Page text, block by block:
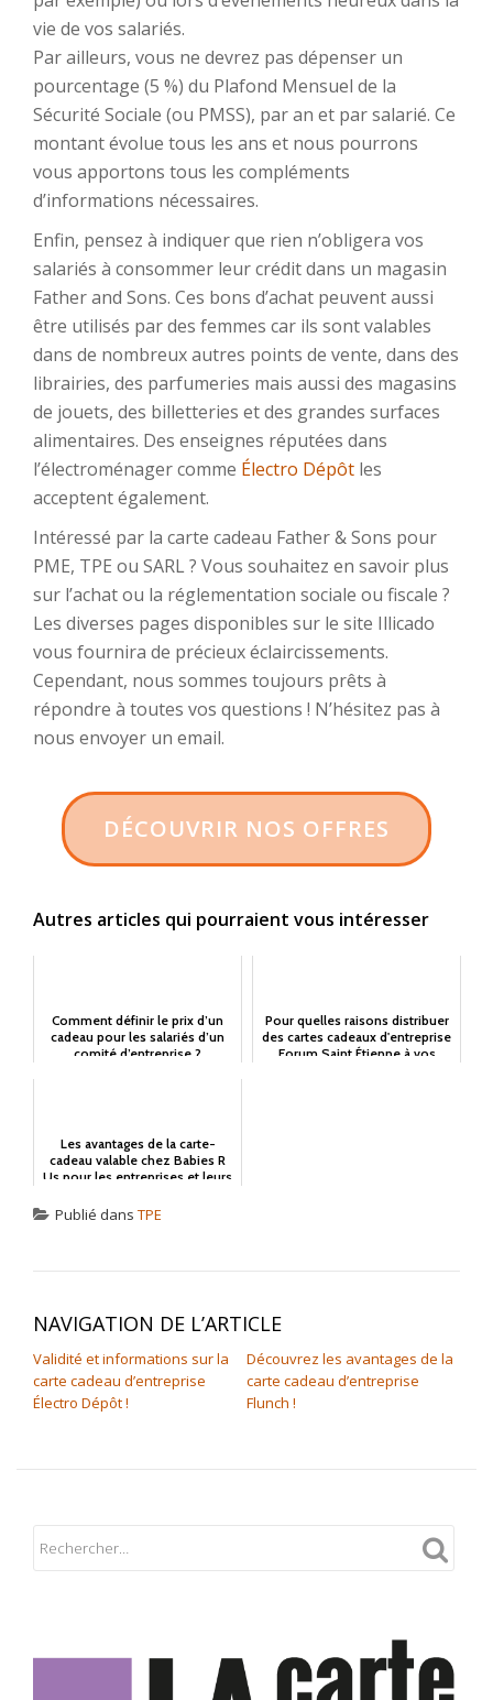
vie de vos salariés.
Par ailleurs, vous ne devrez pas dépenser un
pourcentage (5 %) du Plafond Mensuel de la
Sécurité Sociale (ou PMSS), par an et par salarié. Ce
montant évolue tous les ans et nous pourrons
vous apportons tous les compléments
d’informations nécessaires.
Enfin, pensez à indiquer que rien n’obligera vos
salariés à consommer leur crédit dans un magasin
Father and Sons. Ces bons d’achat peuvent aussi
être utilisés par des femmes car ils sont valables
dans de nombreux autres points de vente, dans des
librairies, des parfumeries mais aussi des magasins
de jouets, des billetteries et des grandes surfaces
alimentaires. Des enseignes réputées dans
l’électroménager comme Électro Dépôt les
acceptent également.
Intéressé par la carte cadeau Father & Sons pour
PME, TPE ou SARL ? Vous souhaitez en savoir plus
sur l’achat ou la réglementation sociale ou fiscale ?
Les diverses pages disponibles sur le site Illicado
vous fournira de précieux éclaircissements.
Cependant, nous sommes toujours prêts à
répondre à toutes vos questions ! N’hésitez pas à
nous envoyer un email.
DÉCOUVRIR NOS OFFRES
Autres articles qui pourraient vous intéresser
Comment définir le prix d’un
cadeau pour les salariés d’un
comité d’entreprise ?
Pour quelles raisons distribuer
des cartes cadeaux d'entreprise
Forum Saint Étienne à vos
Les avantages de la carte-
cadeau valable chez Babies R
Us pour les entreprises et leurs
Publié dans TPE
NAVIGATION DE L’ARTICLE
Validité et informations sur la
carte cadeau d’entreprise
Électro Dépôt !
Découvrez les avantages de la
carte cadeau d’entreprise
Flunch !